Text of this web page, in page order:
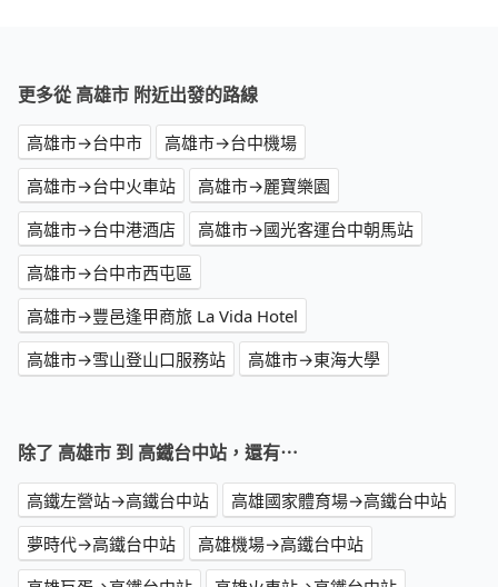
更多從 高雄市 附近出發的路線
高雄市→台中市
高雄市→台中機場
高雄市→台中火車站
高雄市→麗寶樂園
高雄市→台中港酒店
高雄市→國光客運台中朝馬站
高雄市→台中市西屯區
高雄市→豐邑逢甲商旅 La Vida Hotel
高雄市→雪山登山口服務站
高雄市→東海大學
除了 高雄市 到 高鐵台中站，還有⋯
高鐵左營站→高鐵台中站
高雄國家體育場→高鐵台中站
夢時代→高鐵台中站
高雄機場→高鐵台中站